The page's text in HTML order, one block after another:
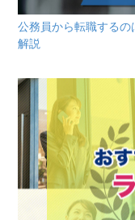
公務員から転職する
解説